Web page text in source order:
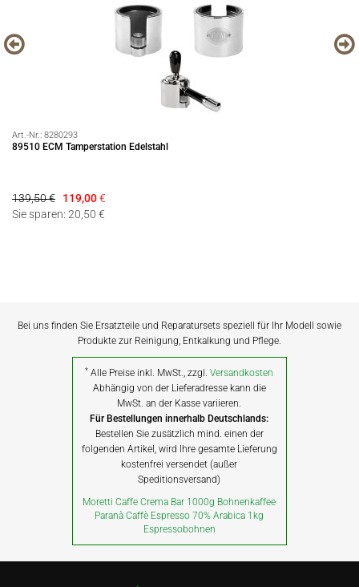
Art.-Nr.: 8280293
89510 ECM Tamperstation Edelstahl
139,50 € 119,00€
Sie sparen: 20,50 €
Bei uns finden Sie Ersatzteile und Reparatursets speziell für Ihr Modell sowie
Produkte zur Reinigung, Entkalkung und Pflege.
* Alle Preise inkl. MwSt., zzgl.Versandkosten
Abhängig von der Lieferadresse kann die
MwSt. an der Kasse variieren.
Für Bestellungen innerhalb Deutschlands:
Bestellen Sie zusätzlich mind. einen der
folgenden Artikel, wird Ihre gesamte Lieferung
kostenfrei versendet (außer
Speditionsversand)
Moretti Caffe Crema Bar 1000g Bohnenkaffee
Paranà Caffè Espresso 70% Arabica 1kg
Espressobohnen